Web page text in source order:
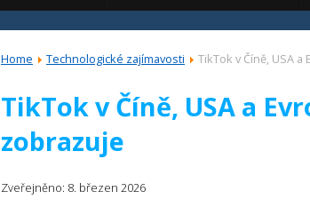
Home Technologické zajímavosti TikTok v Číně, USA
TikTok v Číně, USA a
zobrazuje
Zveřejněno: 8. březen 2026